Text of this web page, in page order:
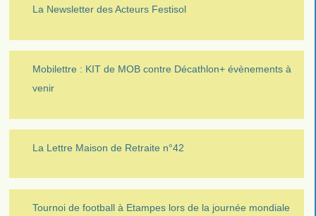
La Newsletter des Acteurs Festisol
Mobilettre : KIT de MOB contre Décathlon+ évènements à
venir
La Lettre Maison de Retraite n°42
Tournoi de football à Etampes lors de la journée mondiale